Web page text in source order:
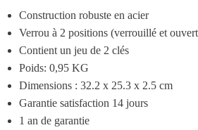
Construction robuste en acier
Verrou à 2 positions (verrouillé et
Contient un jeu de 2 clés
Poids: 0,95 KG
Dimensions : 32.2 x 25.3 x 2.5 cm
Garantie satisfaction 14 jours
1 an de garantie